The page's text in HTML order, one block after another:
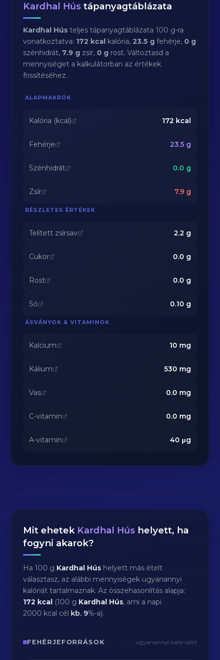
Kardhal Hús tápanyagtáblázata
Kardhal Hús teljes tápanyagtáblázata 100 g-ra
vonatkoztatva: 172 kcal kalória,23.5 g fehérje, 0 g
szénhidrát, 7.9 g zsír, 0 g rost. Változtasd a
mennyiséget a kalkulátorban az értékek
frissítéséhez.
ALAPMAKRÓK
Kalória (kcal) 172 kcal
Fehérje 23.5g
Szénhidrát 0.0 g
Zsír 7.9g
RÉSZLETES ÉRTÉKEK
Telített zsírsav 2.2 g
Cukor 0.0 g
Rost 0.0 g
Só 0.10 g
ÁSVÁNYOK & VITAMINOK
Kalcium 10 mg
Kálium 530 mg
Vas 0.0 mg
C-vitamin 0.0 mg
A-vitamin 40 μg
Mit ehetek Kardhal Hús helyett, ha
fogyni akarok?
Ha 100 g Kardhal Hús helyett más ételt
választasz, az alábbi mennyiségek ugyanannyi
kalóriát tartalmaznak. Az összehasonlítás alapja:
172 kcal (100 g Kardhal Hús, ami a napi
2000 kcal cél kb. 9%-a).
FEHÉRJEFORRÁSOK ugyanannyi kalóriáért